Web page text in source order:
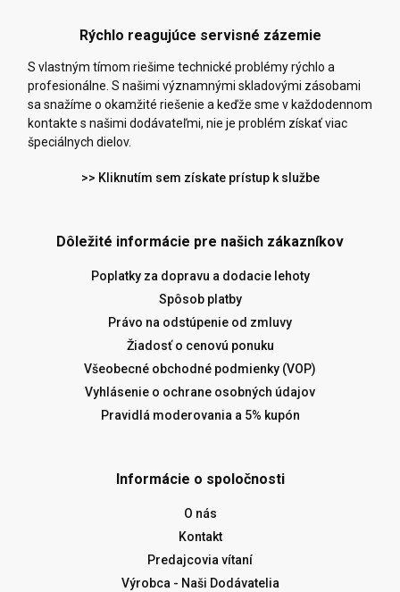
Rýchlo reagujúce servisné zázemie
S vlastným tímom riešime technické problémy rýchlo a
profesionálne. S našimi významnými skladovými zásobami
sa snažíme o okamžité riešenie a keďže sme v každodennom
kontakte s našimi dodávateľmi, nie je problém získať viac
špeciálnych dielov.
>> Kliknutím sem získate prístup k službe
Dôležité informácie pre našich zákazníkov
Poplatky za dopravu a dodacie lehoty
Spôsob platby
Právo na odstúpenie od zmluvy
Žiadosť o cenovú ponuku
Všeobecné obchodné podmienky (VOP)
Vyhlásenie o ochrane osobných údajov
Pravidlá moderovania a 5% kupón
Informácie o spoločnosti
O nás
Kontakt
Predajcovia vítaní
Výrobca - Naši Dodávatelia